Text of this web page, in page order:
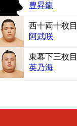
豊昇龍
西十両十枚目
阿武咲
東幕下三枚目
英乃海